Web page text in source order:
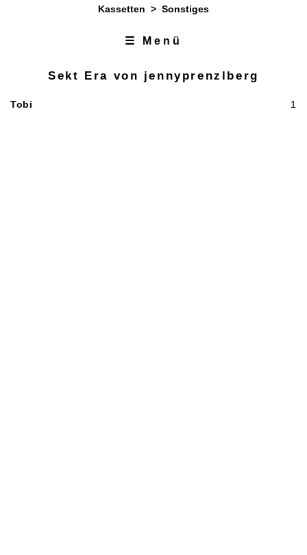
Kassetten > Sonstiges
☰ Menü
Zur NavigationSekt Era von jennyprenzlberg
1
Tobi